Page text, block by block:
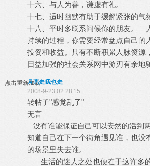
十六、与人为善，谦虚有礼。
十七、适时幽默有助于缓解紧张的气
十八、平时多联系问候你的朋友。
持续的过程，你需要经常盘点自己的
投资和收益。只有不断积累人脉资源
日益加强的社会关系网中游刃有余地
点击重新加载月亮走我也走
2008-9-23 02:28:15
转帖子"感觉乱了"
无言
没有谁能保证自己可以安然的活到
知道自己在下一个街角遇见谁，也没
的场景里失去谁。
生活的迷人之处也便在于这许多的